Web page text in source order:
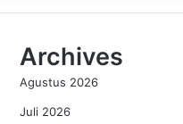
Archives
Agustus 2026
Juli 2026